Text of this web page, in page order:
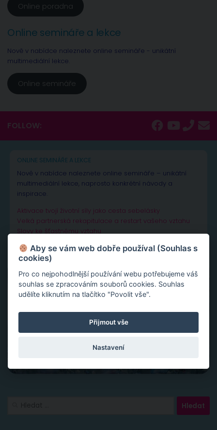
Online poradna
Online semináře a lekce
Nově v nabídce naleznete online semináře - unikátní
multimediální lekce.
Online semináře
FOLLOW:
ONLINE SEMINÁŘE A LEKCE
Nově v nabídce naleznete online semináře – unikátní
multimediální lekce, naprosto konkrétní návody a
inspirace.
Aktivace tvojí životní síly jako cesta sebelásky
Velká partnerská rekapitulace a restart vašeho vztahu
Slovy ke šťastnému vztahu
Aby se vám web dobře používal (Souhlas s
cookies)
Pro co nejpohodlnější používání webu potřebujeme váš
souhlas se zpracováním souborů cookies. Souhlas
udělíte kliknutím na tlačítko "Povolit vše".
Přijmout vše
Nastavení